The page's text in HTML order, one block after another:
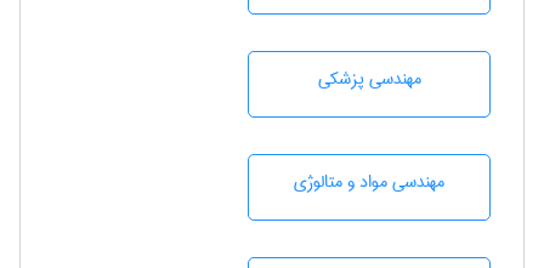
مهندسی پزشکی
مهندسی مواد و متالوژی